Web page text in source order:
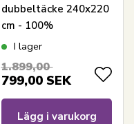
dubbeltäcke 240x220
cm - 100%
bomullssatin - Grönt
I lager
1.899,00
799,00 SEK
Lägg i varukorg